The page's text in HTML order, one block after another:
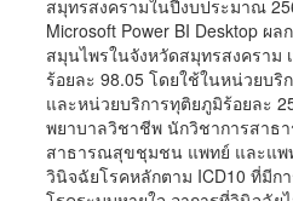
สมุทรสงครามในปีงบประมาณ
Microsoft Power BI Desktop ผ
สมุนไพรในจังหวัดสมุทรสงคราม
ร้อยละ 98.05 โดยใช้ในหน่วยบริ
และหน่วยบริการทุติยภูมิร้อยละ
พยาบาลวิชาชีพ นักวิชาการสาธ
สาธารณสุขชุมชน แพทย์ และแพ
วินิจฉัยโรคหลักตาม ICD10 ที่มีก